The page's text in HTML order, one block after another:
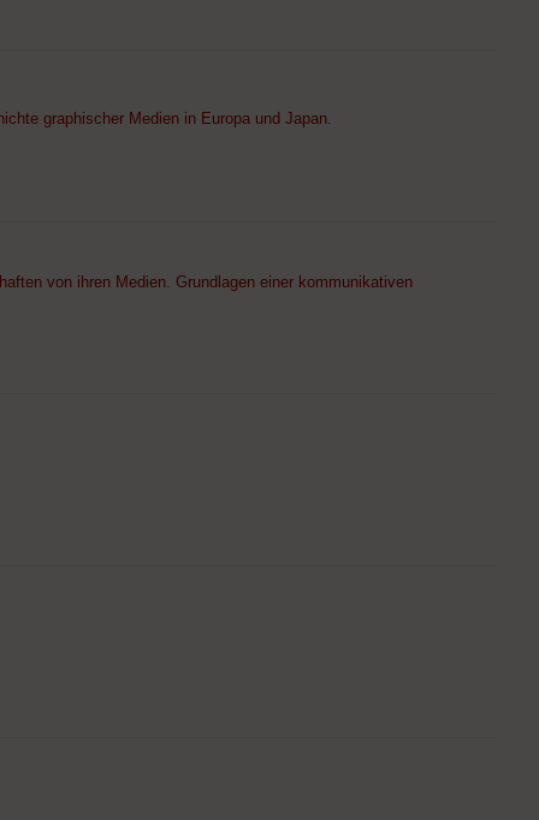
graphischer Medien in Europa und Japan.
von ihren Medien. Grundlagen einer kommunikativen